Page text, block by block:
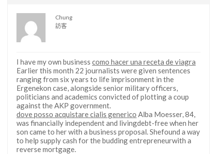
Chung
訪客
I have my own business como hacer una receta de viagra
Earlier this month 22 journalists were given sentences
ranging from six years to life imprisonment in the
Ergenekon case, alongside senior military officers,
politicians and academics convicted of plotting a coup
against the AKP government.
dove posso acquistare cialis generico Alba Moesser, 84,
was financially independent and livingdebt-free when her
son came to her with a business proposal. Shefound a way
to help supply cash for the budding entrepreneurwith a
reverse mortgage.